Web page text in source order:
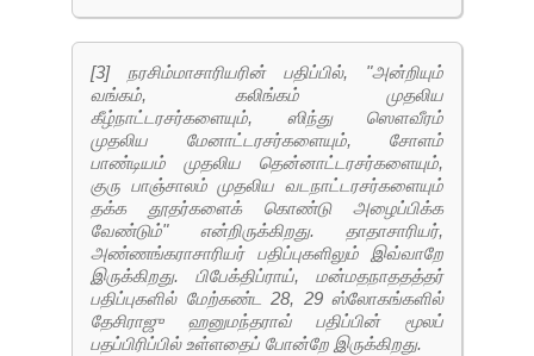
[3] நரசிம்மாசாரியரின் பதிப்பில், "அன்றியும்
வங்கம், கலிங்கம் முதலிய
கீழ்நாட்டரசர்களையும், ஸிந்து ஸௌவீரம்
முதலிய மேனாட்டரசர்களையும், சோளம்
பாண்டியம் முதலிய தென்னாட்டரசர்களையும்,
குரு பாஞ்சாலம் முதலிய வடநாட்டரசர்களையும்
தக்க தூதர்களைக் கொண்டு அழைப்பிக்க
வேண்டும்" என்றிருக்கிறது. தாதாசாரியர்,
அண்ணங்கராசாரியர் பதிப்புகளிலும் இவ்வாறே
இருக்கிறது. பிபேக்திப்ராய், மன்மதநாததத்தர்
பதிப்புகளில் மேற்கண்ட 28, 29 ஸ்லோகங்களில்
தேசிராஜு ஹனுமந்தராவ் பதிப்பின் மூலப்
பதப்பிரிப்பில் உள்ளதைப் போன்றே இருக்கிறது.